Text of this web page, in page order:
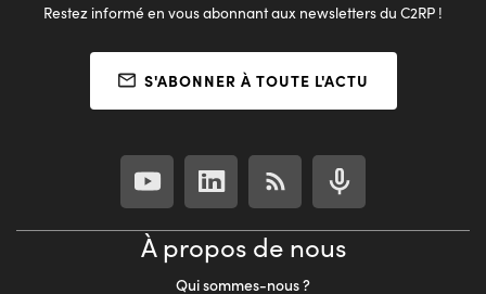
Restez informé en vous abonnant aux newsletters du C2RP !
S'ABONNER À TOUTE L'ACTU
À propos de nous
Qui sommes-nous ?